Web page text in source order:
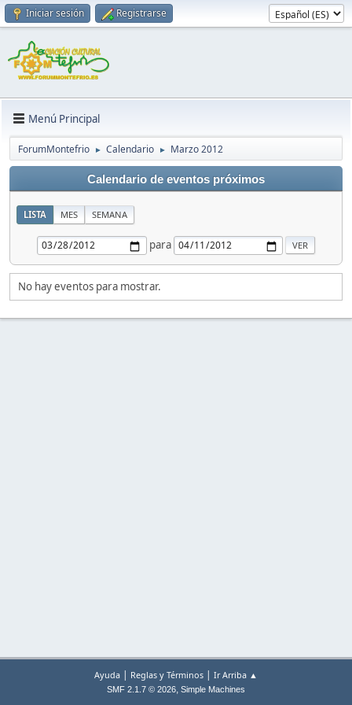
Iniciar sesión Registrarse
Menú Principal
ForumMontefrio ► Calendario ► Marzo 2012
Calendario de eventos próximos
LISTA MES SEMANA
para
No hay eventos para mostrar.
Ayuda | Reglas y Términos | Ir Arriba ▲
SMF 2.1.7 © 2026, Simple Machines